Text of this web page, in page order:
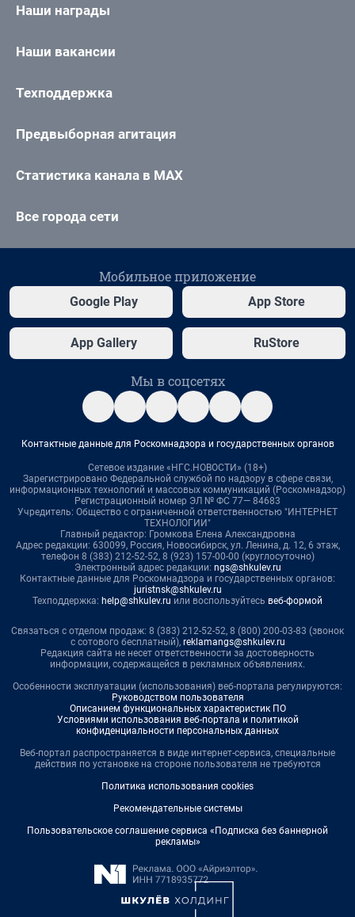
Наши награды
Наши вакансии
Техподдержка
Предвыборная агитация
Статистика канала в MAX
Все города сети
Мобильное приложение
Google Play App Store
App Gallery RuStore
Мы в соцсетях
Контактные данные для Роскомнадзора и государственных органов
Сетевое издание «НГС.НОВОСТИ» (18+)
Зарегистрировано Федеральной службой по надзору в сфере связи,
информационных технологий и массовых коммуникаций (Роскомнадзор)
Регистрационный номер ЭЛ № ФС 77— 84683
Учредитель: Общество с ограниченной ответственностью "ИНТЕРНЕТ
ТЕХНОЛОГИИ"
Главный редактор: Громкова Елена Александровна
Адрес редакции: 630099, Россия, Новосибирск, ул. Ленина, д. 12, 6 этаж,
телефон 8 (383) 212-52-52, 8 (923) 157-00-00 (круглосуточно)
Электронный адрес редакции: ngs@shkulev.ru
Контактные данные для Роскомнадзора и государственных органов:
juristnsk@shkulev.ru
Техподдержка: help@shkulev.ru или воспользуйтесь веб-формой
Связаться с отделом продаж: 8 (383) 212-52-52, 8 (800) 200-03-83 (звонок
с сотового бесплатный), reklamangs@shkulev.ru
Редакция сайта не несет ответственности за достоверность
информации, содержащейся в рекламных объявлениях.
Особенности эксплуатации (использования) веб-портала регулируются:
Руководством пользователя
Описанием функциональных характеристик ПО
Условиями использования веб-портала и политикой
конфиденциальности персональных данных
Веб-портал распространяется в виде интернет-сервиса, специальные
действия по установке на стороне пользователя не требуются
Политика использования cookies
Рекомендательные системы
Пользовательское соглашение сервиса «Подписка без баннерной
рекламы»